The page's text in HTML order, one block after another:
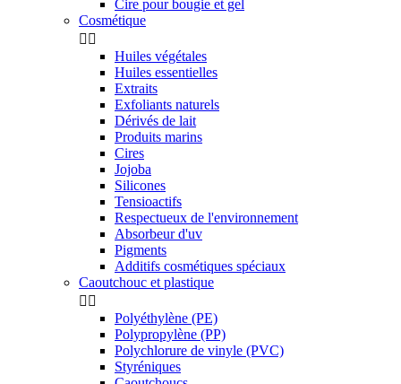
Cire pour bougie et gel
Cosmétique
 
Huiles végétales
Huiles essentielles
Extraits
Exfoliants naturels
Dérivés de lait
Produits marins
Cires
Jojoba
Silicones
Tensioactifs
Respectueux de l'environnement
Absorbeur d'uv
Pigments
Additifs cosmétiques spéciaux
Caoutchouc et plastique
 
Polyéthylène (PE)
Polypropylène (PP)
Polychlorure de vinyle (PVC)
Styréniques